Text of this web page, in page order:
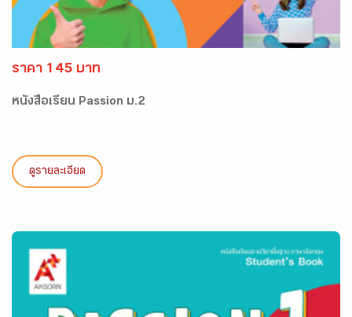
ราคา 145 บาท
หนังสือเรียน Passion ม.2
ดูรายละเอียด